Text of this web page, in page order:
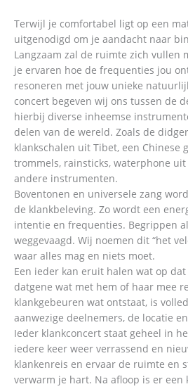
Terwijl je comfortabel ligt op een
uitgenodigd om je aandacht naar
Langzaam zal de ruimte zich vullen
je ervaren hoe de frequenties jou
resoneren met jouw unieke
concert begeven wij ons tussen de
hierbij diverse inheemse
delen van de wereld. Zoals de
klankschalen uit Tibet, een Chinese
trommels, rainsticks, waterphone uit
andere instrumenten.
Boventonen en universele zang
de klankbeleving. Zo wordt een
intentie en frequenties. Begrippen
weggevaagd. Wij noemen dit “het
waar alles mag en niets moet.
Een ieder kan eruit halen wat op
datgene wat met hem of haar mee
klankgebeuren wat ontstaat, is
aanwezige deelnemers, de locatie
Ieder klankconcert staat geheel in
iedere keer weer verrassend en
klankenreis en ervaar de ruimte en
verwarm je hart. Na afloop is er